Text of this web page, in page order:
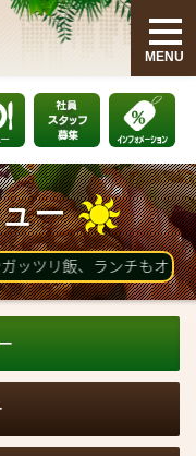
MENU
ー
飯、ランチもオススメだ